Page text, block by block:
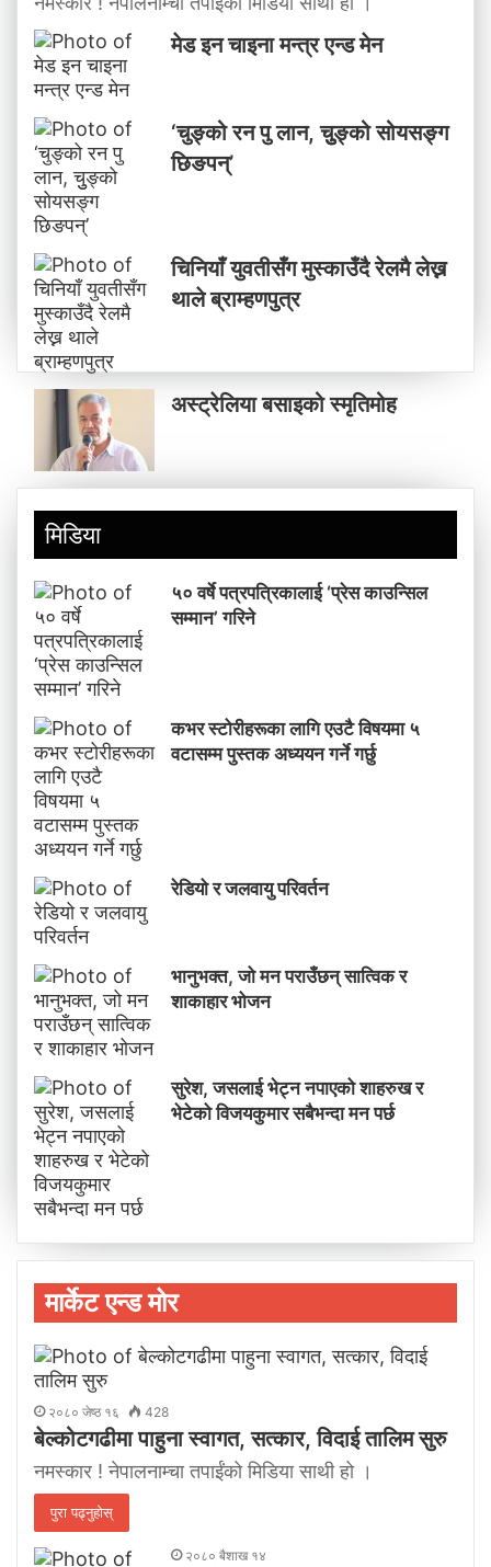
मेड इन चाइना मन्त्र एन्ड मेन
‘चुङ्को रन पु लान, चुुङ्को सोयसङ्ग
छिङपन्’
चिनियाँ युवतीसँग मुस्काउँदै रेलमै लेख्न
थाले ब्राम्हणपुत्र
अस्ट्रेलिया बसाइको स्मृतिमोह
मिडिया
५० वर्षे पत्रपत्रिकालाई ‘प्रेस काउन्सिल
सम्मान’ गरिने
कभर स्टोरीहरूका लागि एउटै विषयमा ५
वटासम्म पुस्तक अध्ययन गर्ने गर्छु
रेडियो र जलवायु परिवर्तन
भानुभक्त, जो मन पराउँछन् सात्विक र
शाकाहार भोजन
सुरेश, जसलाई भेट्न नपाएको शाहरुख र
भेटेको विजयकुमार सबैभन्दा मन पर्छ
मार्केट एन्ड मोर
२०८० जेष्ठ १६ 428
बेल्कोटगढीमा पाहुना स्वागत, सत्कार, विदाई तालिम सुरु
नमस्कार ! नेपालनाम्चा तपाईंको मिडिया साथी हो ।
पुरा पढ्नुहोस्
२०८० बैशाख १४